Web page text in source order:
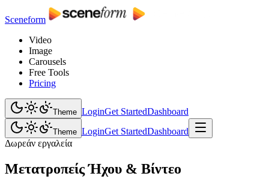
Sceneform
Video
Image
Carousels
Free Tools
Pricing
Theme LoginGet StartedDashboard
Theme LoginGet StartedDashboard
Δωρεάν εργαλεία
Μετατροπείς Ήχου & Βίντεο